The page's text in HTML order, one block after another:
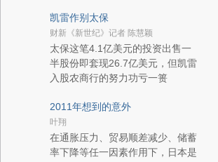
凯雷作别太保
财新《新世纪》记者 陈慧颖
太保这笔4.1亿美元的投资出售一
半股份即套现26.7亿美元，但凯雷
入股农商行的努力功亏一篑
2011年想到的意外
叶翔
在通胀压力、贸易顺差减少、储蓄
率下降等任一因素作用下，日本是